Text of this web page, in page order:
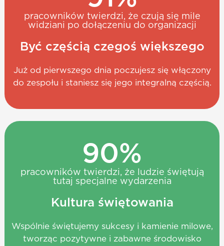
pracowników twierdzi, że czują się mile
widziani po dołączeniu do organizacji
Być częścią czegoś większego
Już od pierwszego dnia poczujesz się włączony
do zespołu i staniesz się jego integralną częścią.
pracowników twierdzi, że ludzie świętują
tutaj specjalne wydarzenia
90%
Kultura świętowania
Wspólnie świętujemy sukcesy i kamienie milowe,
tworząc pozytywne i zabawne środowisko